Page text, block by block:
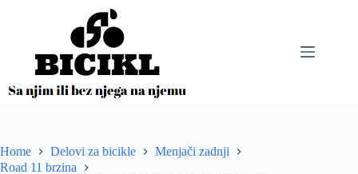
Home Delovi za bicikle
Menjači zadnji
Road 11 brzina